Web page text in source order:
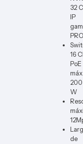
32
IP
PRO
16
PoE
máx.
200
W
de